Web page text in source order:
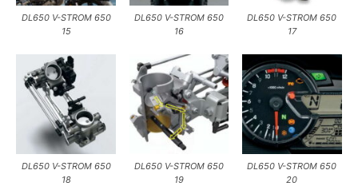
DL650 V-STROM 650
15
DL650 V-STROM 650
16
DL650 V-STROM 650
17
DL650 V-STROM 650
18
DL650 V-STROM 650
19
DL650 V-STROM 650
20